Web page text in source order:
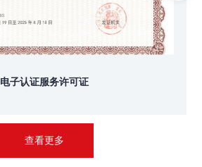
电子认证服务许可证
查看更多